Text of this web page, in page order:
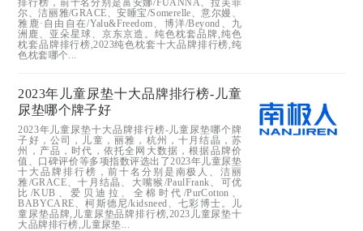
尔、洁丽雅/GRACE、安睡宝/Somerelle、意尔嫚、
雅鹿·自由自在/Yalu&Freedom、博洋/Beyond、九
洲鹿、亚朵星球、京东京造。纯色枕套品牌,纯色
枕套品牌排行榜,2023纯色枕套十大品牌排行榜,纯
色枕套哪个...
2023年儿童尿垫十大品牌排行榜-儿童
尿垫哪个牌子好
2023年儿童尿垫十大品牌排行榜-儿童尿垫哪个牌
子好，公司，儿童，丽雅，杭州，十月结晶，苏
州，产品，时代，依托全网大数据，根据品牌价
值、口碑评价等多项指数评选出了2023年儿童尿垫
十大品牌排行榜，前十名分别是南极人、洁丽
雅/GRACE、十月结晶、大嘴猴/PaulFrank、可优
比/KUB、爱贝迪拉、全棉时代/PurCotton、
BABYCARE、柯斯德尼/kidsneed、七彩博士。儿
童尿垫品牌,儿童尿垫品牌排行榜,2023儿童尿垫十
大品牌排行榜,儿童尿垫...